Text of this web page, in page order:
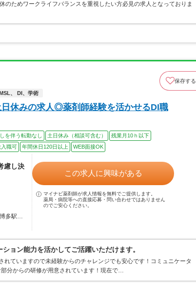
のためワークライフバランスを重視したい方必見の求人となっておりま
、 DI、学術
保存する
日休みの求人◎薬剤師経験を活かせるDI職
を伴う転勤なし 土日休み（相談可含む）
残業月10ｈ以下
職可 年間休日120日以上 WEB面接OK
慮し決
多駅…
この求人に興味がある
マイナビ薬剤師が求人情報を無料でご提供します。
薬局・病院等への直接応募・問い合わせではありません
のでご安心ください。
ョン能力を活かしてご活躍いただけます。
ていますので未経験からのチャレンジでも安心です！コミュニケータ
分からの研修が用意されています！現在で…